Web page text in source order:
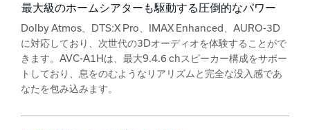
最大級のホームシアターも駆動する圧倒的なパワー
Dolby Atmos、DTS:X Pro、IMAX Enhanced、AURO-3D
に対応しており、次世代の3Dオーディオを体験することがで
きます。AVC-A1Hは、最大9.4.6 chスピーカー構成をサポー
トしており、息をのむようなリアリズムと完全な没入感であ
なたを包み込みます。